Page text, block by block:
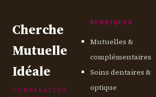
Cherche
Mutuelle
Idéale
COMPARATEUR
RUBRIQUES
Mutuelles &
complémentaires
Soins dentaires &
optique